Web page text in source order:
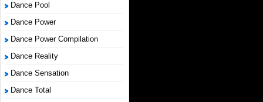
Dance Pool
Dance Power
Dance Power Compilation
Dance Reality
Dance Sensation
Dance Total